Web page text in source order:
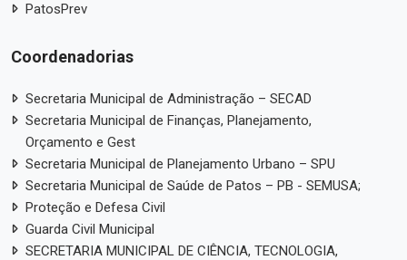
PatosPrev
Coordenadorias
Secretaria Municipal de Administração – SECAD
Secretaria Municipal de Finanças, Planejamento,
Orçamento e Gest
Secretaria Municipal de Planejamento Urbano – SPU
Secretaria Municipal de Saúde de Patos – PB - SEMUSA;
Proteção e Defesa Civil
Guarda Civil Municipal
SECRETARIA MUNICIPAL DE CIÊNCIA, TECNOLOGIA,